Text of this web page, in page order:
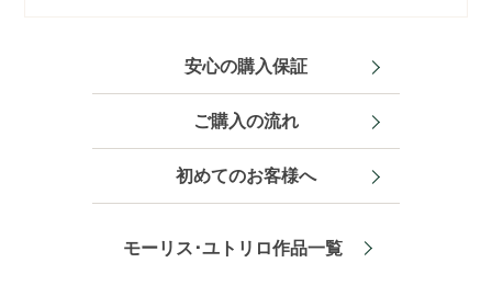
安心の購入保証
ご購入の流れ
初めてのお客様へ
モーリス･ユトリロ作品一覧